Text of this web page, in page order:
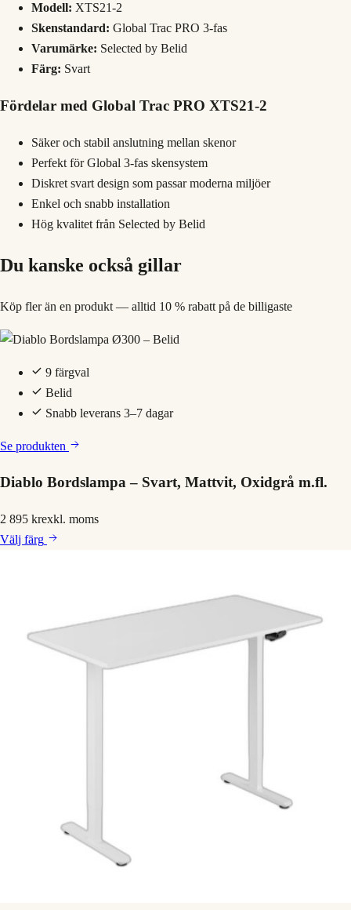
Modell: XTS21-2
Skenstandard: Global Trac PRO 3-fas
Varumärke: Selected by Belid
Färg: Svart
Fördelar med Global Trac PRO XTS21-2
Säker och stabil anslutning mellan skenor
Perfekt för Global 3-fas skensystem
Diskret svart design som passar moderna miljöer
Enkel och snabb installation
Hög kvalitet från Selected by Belid
Du kanske också gillar
Köp fler än en produkt — alltid 10 % rabatt på de billigaste
9 färgval
Belid
Snabb leverans 3–7 dagar
Se produkten
Diablo Bordslampa – Svart, Mattvit, Oxidgrå m.fl.
2 895 krexkl. moms
Välj färg